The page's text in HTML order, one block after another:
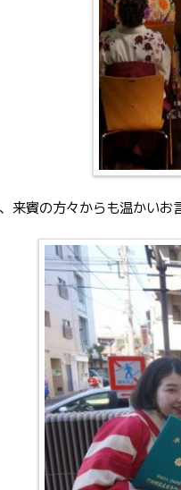
来賓の方々からも温かい